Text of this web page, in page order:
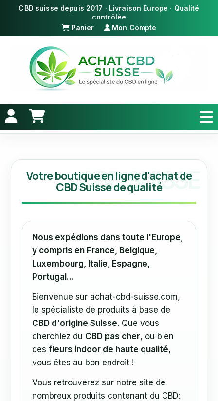
Panier Mon Compte
Votre boutique en ligne d'achat de
CBD Suisse de qualité
Nous expédions dans toute l'Europe,
y compris en France, Belgique,
Luxembourg, Italie, Espagne,
Portugal...
Bienvenue sur achat-cbd-suisse.com,
le spécialiste de produits à base de
CBD d'origine Suisse. Que vous
cherchiez du CBD pas cher, ou bien
des fleurs indoor de haute qualité,
vous êtes au bon endroit !
Vous retrouverez sur notre site de
nombreux produits contenant du CBD: